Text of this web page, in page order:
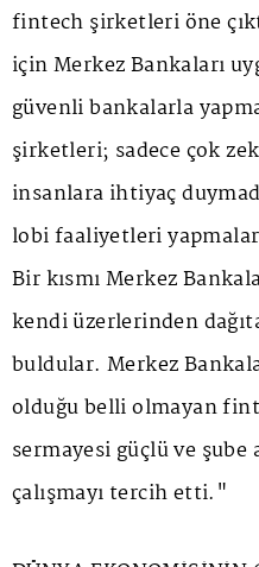
fintech şirketleri öne
için Merkez Bankaları
güvenli bankalarla
şirketleri; sadece çok
insanlara ihtiyaç
lobi faaliyetleri
Bir kısmı Merkez
kendi üzerlerinden
buldular. Merkez
olduğu belli olmayan
sermayesi güçlü ve
çalışmayı tercih etti."